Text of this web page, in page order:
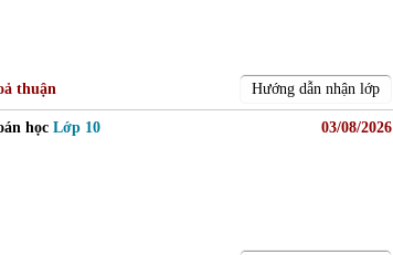
thuận Hướng dẫn nhận lớp
học Lớp 10
03/08/2026